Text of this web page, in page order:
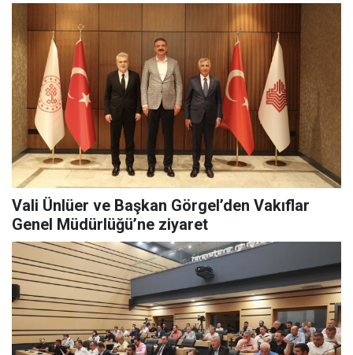
Vali Ünlüer ve Başkan Görgel’den Vakıflar
Genel Müdürlüğü’ne ziyaret